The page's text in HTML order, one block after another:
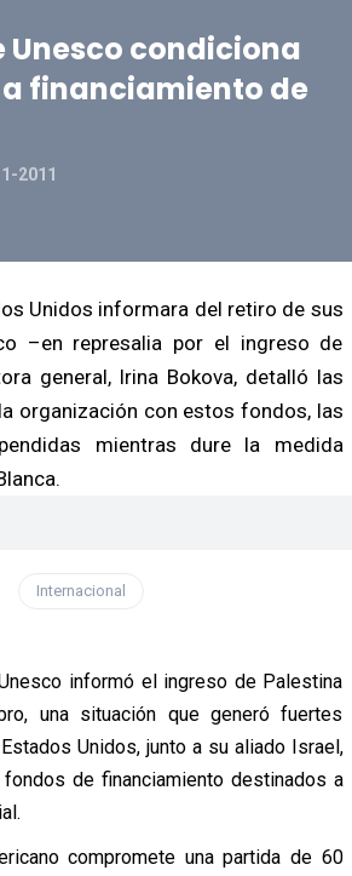
Unesco condiciona
financiamiento de
2011
Unidos informara del retiro de sus
–en represalia por el ingreso de
general, Irina Bokova, detalló las
organización con estos fondos, las
mientras dure la medida
Internacional
informó el ingreso de Palestina
una situación que generó fuertes
Unidos, junto a su aliado Israel,
de financiamiento destinados a
compromete una partida de 60